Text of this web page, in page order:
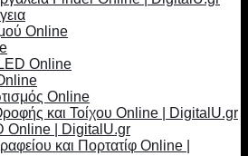
Online
Online
Online
και Τοίχου Online | DigitalU.gr
Online | DigitalU.gr
και Πορτατίφ Online |